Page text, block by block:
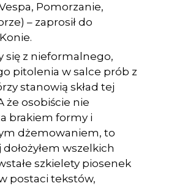
Pomorzanie,
– zaprosił do
się z nieformalnego,
pitolenia w salce prób z
stanowią skład tej
że osobiście nie
brakiem formy i
dżemowaniem, to
wszelkich
szkielety piosenek
w postaci tekstów,